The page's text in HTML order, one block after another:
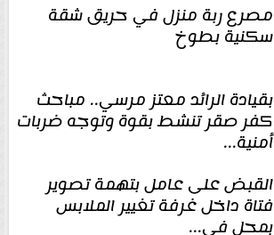
مصرع ربة منزل في حريق شقة
سكنية بطوخ
بقيادة الرائد معتز مرسي.. مباحث
كفر صقر تنشط بقوة وتوجه ضربات
أمنية...
القبض على عامل بتهمة تصوير
فتاة داخل غرفة تغيير الملابس
بمحل في...